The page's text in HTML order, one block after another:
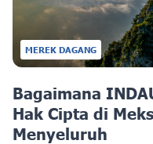
MEREK DAGANG
Bagaimana
Hak Cipta di
Menyeluruh